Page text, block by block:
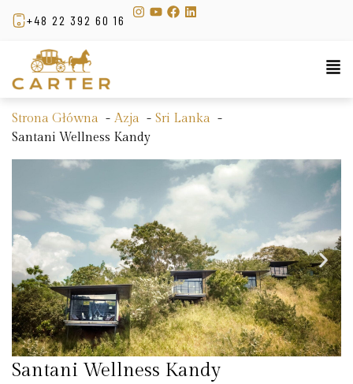
+48 22 392 60 16
Strona Główna Azja
Sri Lanka
Santani Wellness Kandy
Santani Wellness Kandy